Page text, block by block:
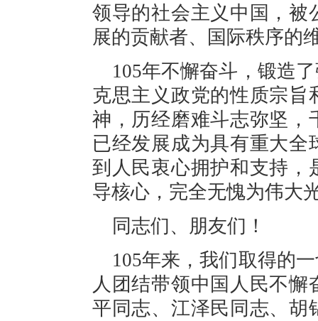
领导的社会主义中国，被
展的贡献者、国际秩序的
105年不懈奋斗，锻造
克思主义政党的性质宗旨
神，历经磨难斗志弥坚，
已经发展成为具有重大
到人民衷心拥护和支持，
导核心，完全无愧为伟大
同志们、朋友们！
105年来，我们取得的
人团结带领中国人民不
平同志、江泽民同志、胡